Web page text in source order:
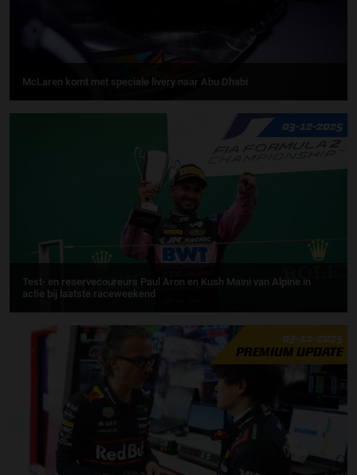
McLaren komt met speciale livery naar Abu Dhabi
03-12-2025
Test- en reservecoureurs Paul Aron en Kush Maini van Alpine in
actie bij laatste raceweekend
03-12-2025
PREMIUM UPDATE